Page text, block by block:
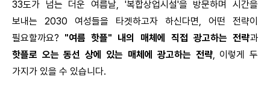
33도가 넘는 더운 여름날, '복합상업시설'을 방문하며 시간을
보내는 2030 여성들을 타겟하고자 하신다면, 어떤 전략이
필요할까요? "여름 핫플" 내의 매체에 직접 광고하는 전략과
핫플로 오는 동선 상에 있는 매체에 광고하는 전략, 이렇게 두
가지가 있을 수 있습니다.